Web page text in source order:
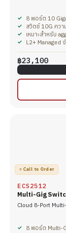
8 พอร์ต 10
สวิตช์ 10G ควา
เหมาะสำหรับ
L2+ Managed
฿23,100
○ Call to Order
ECS2512
Multi-Gig
Cloud 8-Port
8 พอร์ต Multi-